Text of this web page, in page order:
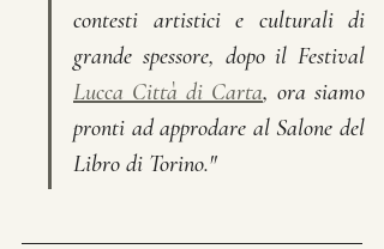
contesti artistici e culturali di
Lucca Città di Carta, ora siamo
pronti ad approdare al Salone del
Libro di Torino."